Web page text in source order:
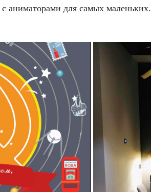
с аниматорами для самых маленьких.